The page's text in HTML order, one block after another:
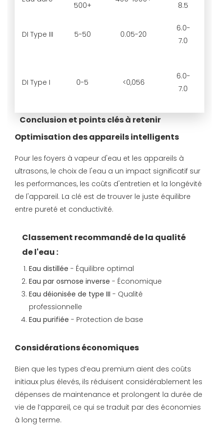
500+ 8.5
DI Type III 5-50 0.05-20
6.0-
7.0
DI Type I 0-5 <0,056
6.0-
7.0
Conclusion et points clés à retenir
Optimisation des appareils intelligents
Pour les foyers à vapeur d'eau et les appareils à
ultrasons, le choix de l'eau a un impact significatif sur
les performances, les coûts d'entretien et la longévité
de l'appareil. La clé est de trouver le juste équilibre
entre pureté et conductivité.
Classement recommandé de la qualité
de l'eau :
Eau distillée - Équilibre optimal
Eau par osmose inverse - Économique
Eau déionisée de type III - Qualité
professionnelle
Eau purifiée - Protection de base
Considérations économiques
Bien que les types d’eau premium aient des coûts
initiaux plus élevés, ils réduisent considérablement les
dépenses de maintenance et prolongent la durée de
vie de l’appareil, ce qui se traduit par des économies
à long terme.